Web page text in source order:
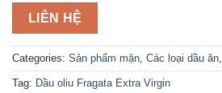
LIÊN HỆ
Categories: Sản phẩm mặn, Các loại dầu ăn,
Tag: Dầu oliu Fragata Extra Virgin